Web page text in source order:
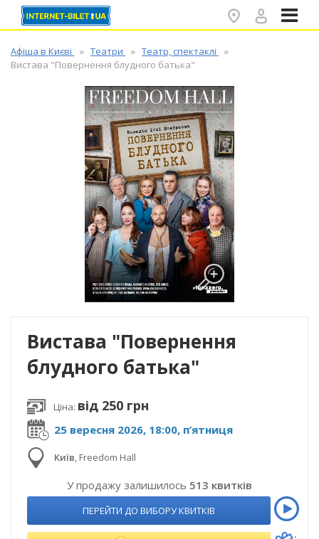
Афіша в Києві Театри
Театр, спектаклі
Вистава "Повернення блудного батька"
Вистава "Повернення
блудного батька"
25 вересня 2026, 18:00, п’ятниця
Київ, Freedom Hall
У продажу залишилось 513 квитків
ПЕРЕЙТИ ДО ВИБОРУ КВИТКІВ
Ціна: від 250 грн